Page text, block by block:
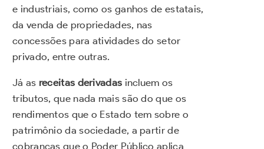
e industriais, como os ganhos de estatais,
da venda de propriedades, nas
concessões para atividades do setor
privado, entre outras.
Já as receitas derivadas incluem os
tributos, que nada mais são do que os
rendimentos que o Estado tem sobre o
patrimônio da sociedade, a partir de
cobranças que o Poder Público aplica